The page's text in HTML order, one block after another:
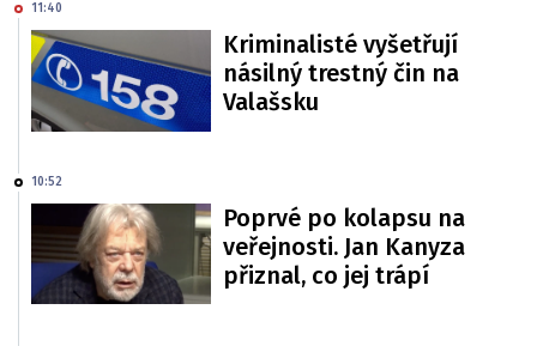
11:40
Kriminalisté vyšetřují
násilný trestný čin na
Valašsku
10:52
Poprvé po kolapsu na
veřejnosti. Jan Kanyza
přiznal, co jej trápí